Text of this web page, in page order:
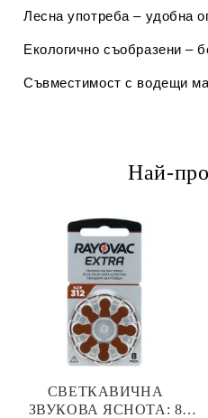
Лесна употреба – удобна
Екологично съобразени –
Съвместимост с водещи
Най-
СВЕТКАВИЧНА
ЗВУКОВА ЯСНОТА: 8